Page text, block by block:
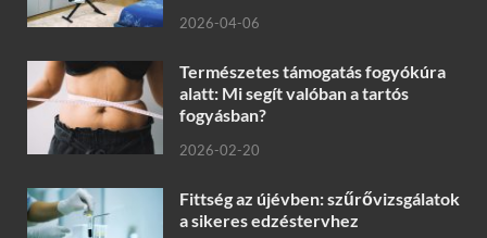
2026-04-06
Természetes támogatás fogyókúra
alatt: Mi segít valóban a tartós
fogyásban?
2026-02-20
Fittség az újévben: szűrővizsgálatok
a sikeres edzéstervhez